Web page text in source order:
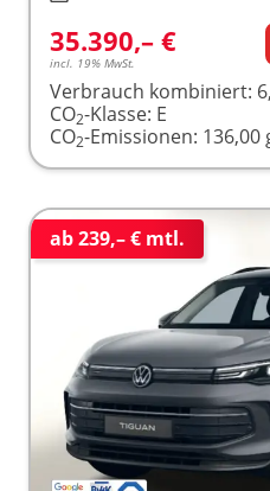
35.390,– €
incl. 19% MwSt.
Verbrauch kombiniert:
CO2-Klasse: E
CO2-Emissionen: 136,00
ab 239,– € mtl.